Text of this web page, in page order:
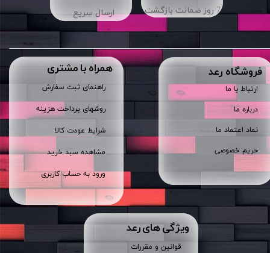
ارسال سریع
​فروشگاه رعد
ارتباط با ما
درباره ما
نماد اعتماد ما
حریم خصوصی
همراه با مشتری
راهنمای ثبت سفارش
روشهای پرداخت هزینه
شرایط عودت کالا
مشاهده سبد خرید
ورود به حساب کاربری
ویژگی های رعد
قوانین و مقررات
7 روز ضمانت بازگشت